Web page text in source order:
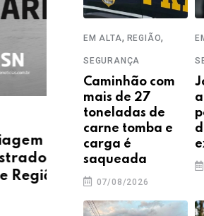
OBITUÁRIO
Central de
os óbitos
Guarapuava e
31/07/2026
EM ALTA, REGIÃO,
SEGURANÇA
Caminhão com
mais de 27
toneladas de
carne tomba e
carga é
saqueada
07/08/2026